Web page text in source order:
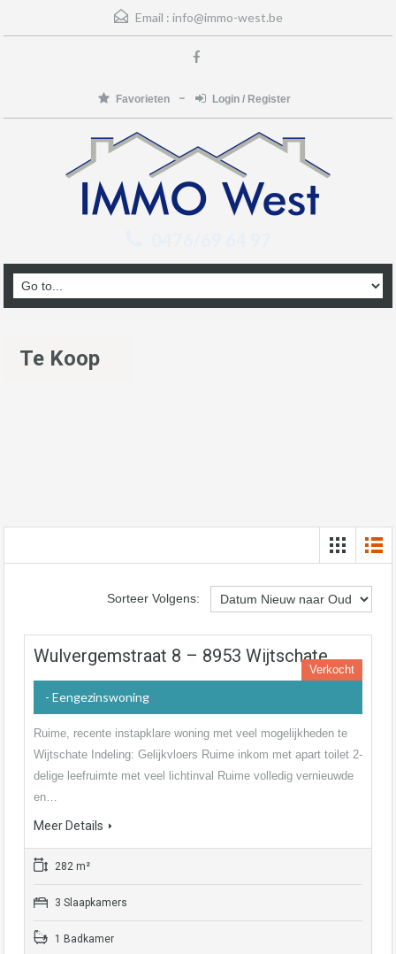
Email : info@immo-west.be
Favorieten Login / Register
Te Koop
Sorteer Volgens:
Wulvergemstraat 8 – 8953 Wijtschate
Verkocht
- Eengezinswoning
Ruime, recente instapklare woning met veel mogelijkheden te
Wijtschate Indeling: Gelijkvloers Ruime inkom met apart toilet 2-
delige leefruimte met veel lichtinval Ruime volledig vernieuwde
en…
Meer Details
282 m²
3 Slaapkamers
1 Badkamer